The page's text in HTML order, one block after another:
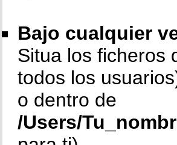
Bajo cualquier
Situa los ficheros
todos los
o dentro de
/Users/